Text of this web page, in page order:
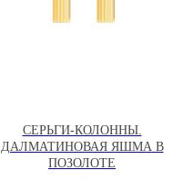
СЕРЬГИ-КОЛОННЫ.
ДАЛМАТИНОВАЯ ЯШМА В
ПОЗОЛОТЕ